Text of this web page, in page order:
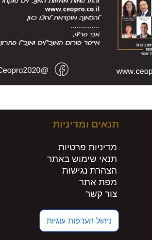
תנאים ומדיניות
מדיניות פרטיות
תנאי שימוש באתר
הצהרת נגישות
מפת אתר
צור קשר
ניהול העדפות עוגיות